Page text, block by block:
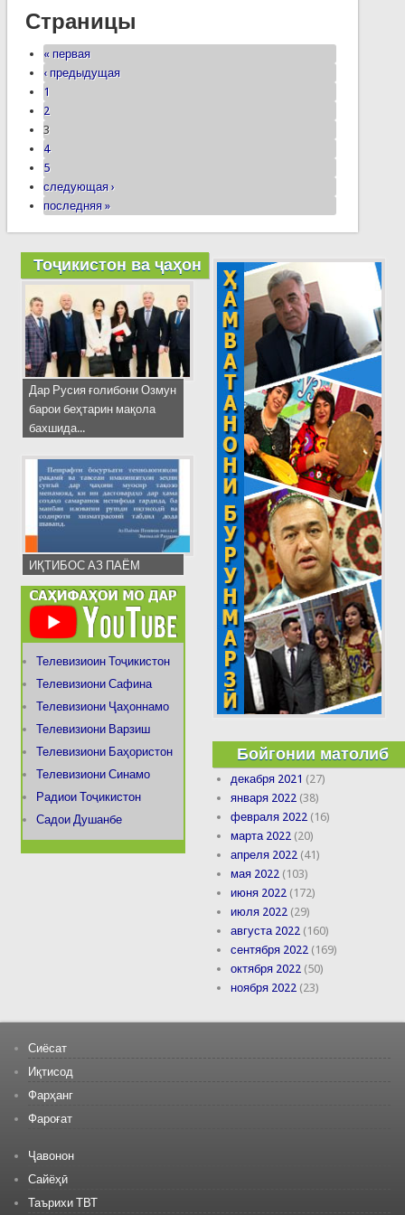
Страницы
« первая
‹ предыдущая
1
2
3
4
5
следующая ›
последняя »
Тоҷикистон ва ҷаҳон
Дар Русия ғолибони Озмун
барои беҳтарин мақола
бахшида...
ИҚТИБОС АЗ ПАЁМ
Телевизиоин Тоҷикистон
Телевизиони Сафина
Телевизиони Ҷаҳоннамо
Телевизиони Варзиш
Телевизиони Баҳористон
Телевизиони Синамо
Радиои Тоҷикистон
Садои Душанбе
Бойгонии матолиб
декабря 2021 (27)
января 2022 (38)
февраля 2022 (16)
марта 2022 (20)
апреля 2022 (41)
мая 2022 (103)
июня 2022 (172)
июля 2022 (29)
августа 2022 (160)
сентября 2022 (169)
октября 2022 (50)
ноября 2022 (23)
Сиёсат
Иқтисод
Фарҳанг
Фароғат
Ҷавонон
Сайёҳӣ
Таърихи ТВТ